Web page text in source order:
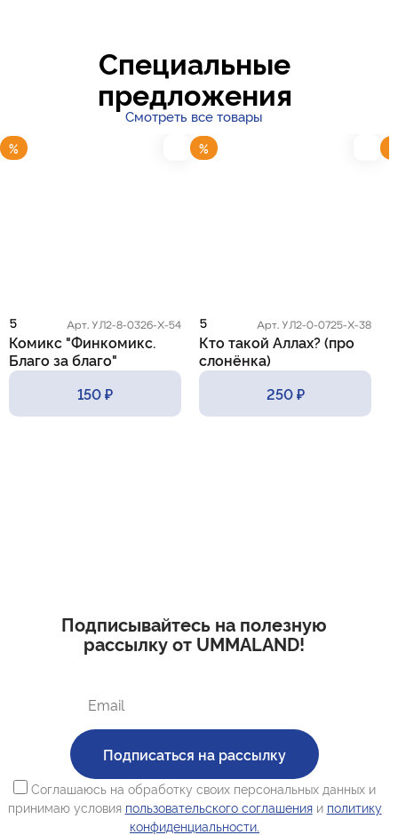
Специальные
предложения
Смотреть все товары
%
5 Арт. УЛ2-8-0326-Х-54
Комикс "Финкомикс.
Благо за благо"
150 ₽
%
5 Арт. УЛ2-0-0725-Х-38
Кто такой Аллах? (про
слонёнка)
250 ₽
Подписывайтесь на полезную
рассылку от UMMALAND!
Подписаться на рассылку
Соглашаюсь на обработку своих персональных данных и
принимаю условия пользовательского соглашенияи политику
конфиденциальности.